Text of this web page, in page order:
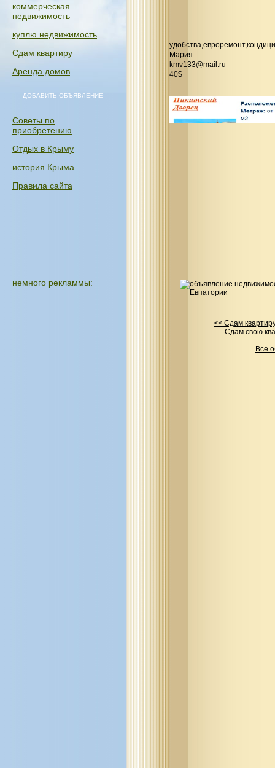
коммерческая
недвижимость
куплю недвижимость
Сдам квартиру
Аренда домов
ДОБАВИТЬ ОБЪЯВЛЕНИЕ
Советы по
приобретению
Отдых в Крыму
история Крыма
Правила сайта
немного рекламмы:
Мария
kmv133@mail.ru
40$
<< Сдам
Сдам свою
Все